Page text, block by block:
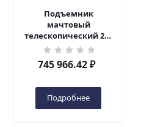
Подъемник
мачтовый
телескопический 200
кг 10 м TOR GTWY10-
200S DC 2-мачтовый
(автономный) (N) в
745 966.42₽
Подробнее